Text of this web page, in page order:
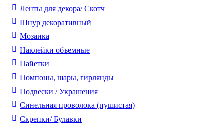
Ленты для декора/ Скотч
Шнур декоративный
Мозаика
Наклейки объемные
Пайетки
Помпоны, шары, гирлянды
Подвески / Украшения
Синельная проволока (пушистая)
Скрепки/ Булавки